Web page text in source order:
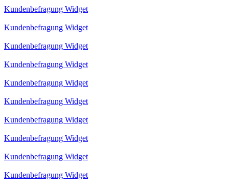
Kundenbefragung Widget
Kundenbefragung Widget
Kundenbefragung Widget
Kundenbefragung Widget
Kundenbefragung Widget
Kundenbefragung Widget
Kundenbefragung Widget
Kundenbefragung Widget
Kundenbefragung Widget
Kundenbefragung Widget